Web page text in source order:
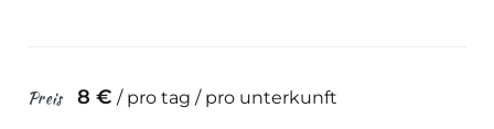
Preis 8€ / pro tag / pro unterkunft